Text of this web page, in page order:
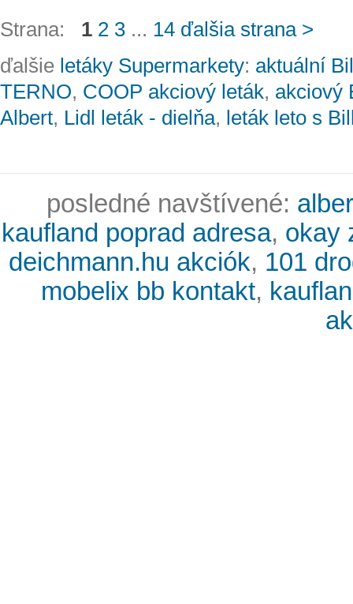
Strana: 1 2 3 ... 14 ďalšia strana >
ďalšie letáky Supermarkety: aktuální
TERNO, COOP akciový leták, akciový
Albert, Lidl leták - dielňa, leták leto s
posledné navštívené:
kaufland poprad adresa, okay
deichmann.hu akciók, 101
mobelix bb kontakt,